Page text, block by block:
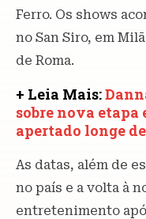
Ferro. Os shows
no San Siro, em
de Roma.
+ Leia Mais:
sobre nova etapa
apertado longe
As datas, além de
no país e a volta à
entretenimento